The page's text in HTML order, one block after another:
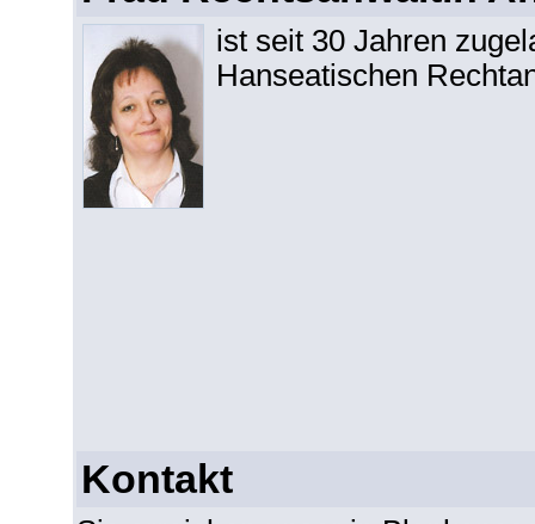
ist seit 30 Jahren
Hanseatischen
Kontakt